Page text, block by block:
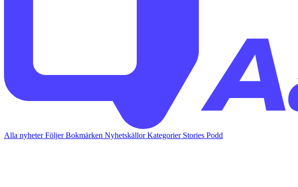
Alla nyheterFöljerBokmärken NyhetskällorKategorier Stories Podd